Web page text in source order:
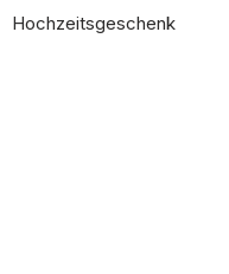
Hochzeitsgeschenk